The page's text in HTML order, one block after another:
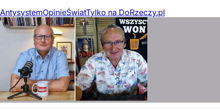
AntysystemOpinieŚwiatTylko na DoRzeczy.pl